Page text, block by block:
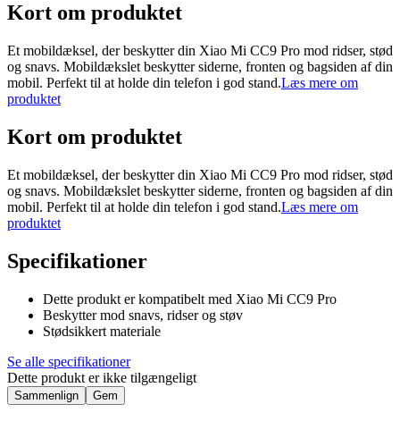
Kort om produktet
Et mobildæksel, der beskytter din Xiao Mi CC9 Pro mod ridser, stød
og snavs. Mobildækslet beskytter siderne, fronten og bagsiden af din
mobil. Perfekt til at holde din telefon i god stand.Læs mere om
produktet
Kort om produktet
Et mobildæksel, der beskytter din Xiao Mi CC9 Pro mod ridser, stød
og snavs. Mobildækslet beskytter siderne, fronten og bagsiden af din
mobil. Perfekt til at holde din telefon i god stand.Læs mere om
produktet
Specifikationer
Dette produkt er kompatibelt med Xiao Mi CC9 Pro
Beskytter mod snavs, ridser og støv
Stødsikkert materiale
Se alle specifikationer
Dette produkt er ikke tilgængeligt
Sammenlign Gem